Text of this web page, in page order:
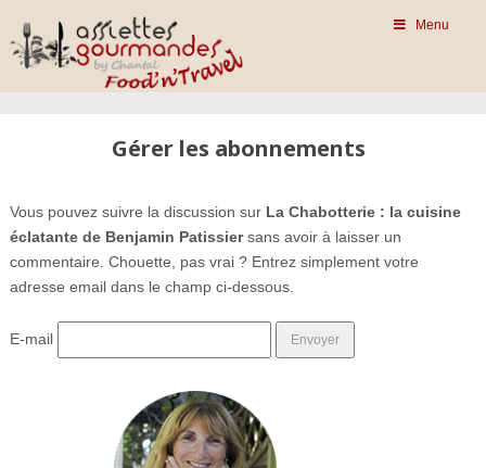
Menu
Gérer les abonnements
Vous pouvez suivre la discussion sur La Chabotterie : la cuisine
éclatante de Benjamin Patissiersans avoir à laisser un
commentaire. Chouette, pas vrai ? Entrez simplement votre
adresse email dans le champ ci-dessous.
E-mail